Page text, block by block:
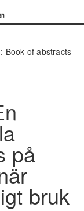
Book of abstracts
på
bruk